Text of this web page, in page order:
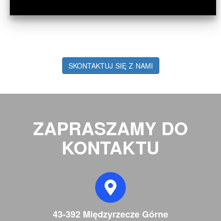
SKONTAKTUJ SIĘ Z NAMI
ZAPRASZAMY DO
KONTAKTU
43-392 Międzyrzecze Górne